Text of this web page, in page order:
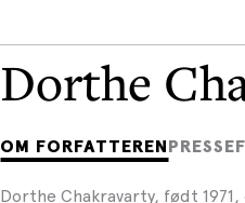
Dorthe
OM FORFATTEREN
Dorthe Chakravarty, født